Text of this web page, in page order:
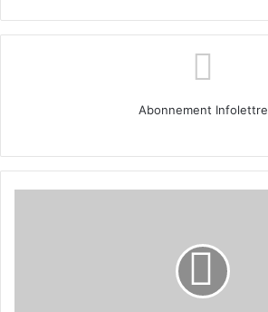
Abonnement Infolettre